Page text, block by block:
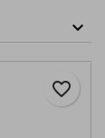
favorite_border